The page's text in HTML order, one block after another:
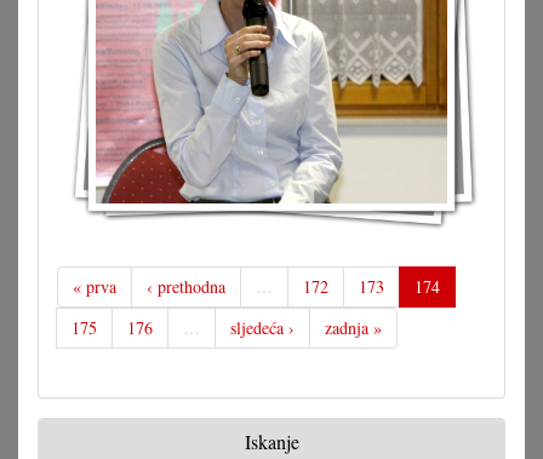
« prva ‹ prethodna … 172 173
174
175
176 … sljedeća › zadnja »
Iskanje